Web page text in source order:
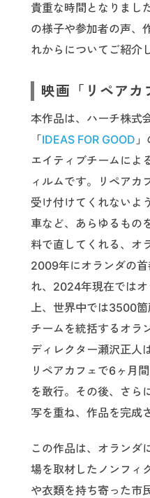
貴重な時間となりまし
の様子や参加者の声、
れからについてご紹介
映画「リペアカ
本作品は、ハーチ株式
「IDEAS FOR GOOD
エイティブチームによ
ィルムです。リペアカ
受け付けてくれないよ
車など、あらゆるもの
料で直してくれる、オ
2009年にオランダの
れ、2024年現在では
上、世界中では3500箇
チームを統括するオラ
ディレクター瀬沢正人
リペアカフェで6ヶ月
を敢行。その後、さら
写を重ね、作品を完成
この作品は、オランダ
場を取材したノンフィ
や衣類を持ち寄った市